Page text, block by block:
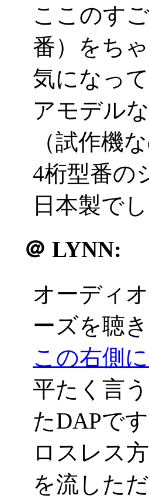
ここのす
番）をち
気になっ
アモデル
（試作機
4桁型番の
日本製でし
＠ LYNN:
オーディ
ーズを聴
この右側
平たく言
たDAPです
ロスレス
を流した